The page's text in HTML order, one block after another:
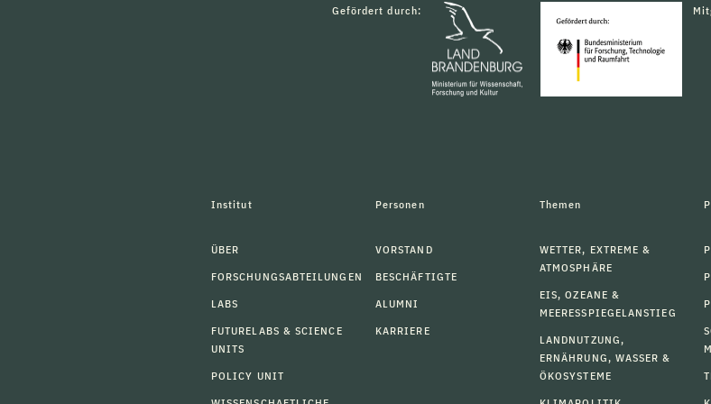
Gefördert durch:
Institut
ÜBER
FORSCHUNGSABTEILUNGEN
LABS
FUTURELABS & SCIENCE
UNITS
POLICY UNIT
Personen
VORSTAND
BESCHÄFTIGTE
ALUMNI
KARRIERE
Themen
WETTER, EXTREME &
ATMOSPHÄRE
EIS, OZEANE &
MEERESSPIEGELANSTIEG
LANDNUTZUNG,
ERNÄHRUNG, WASSER &
ÖKOSYSTEME